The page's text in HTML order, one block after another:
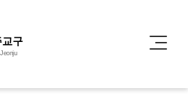
교구